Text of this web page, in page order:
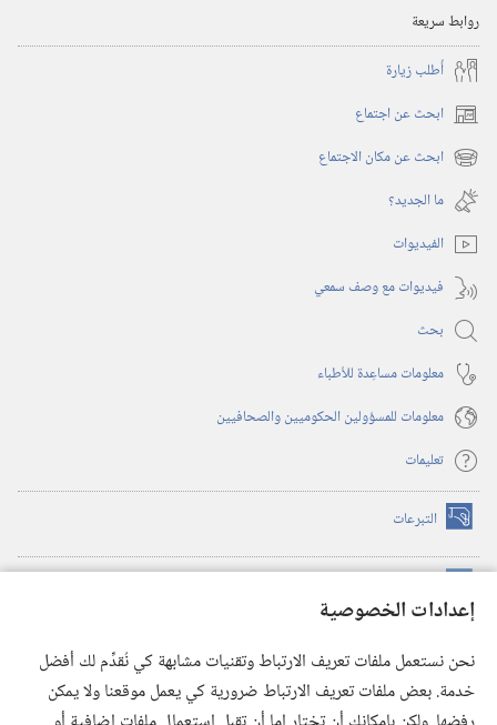
إعدادات الخصوصية
نحن نستعمل ملفات تعريف الارتباط وتقنيات مشابهة كي نُقدِّم لك أفضل
خدمة. بعض ملفات تعريف الارتباط ضرورية كي يعمل موقعنا ولا يمكن
روابط سريعة
أُطلب زيارة
ابحث عن اجتماع (يفتح
نافذة ابحث عن مكان الاجتماع (يفتح
نافذة
جديدة)
ما الجديد؟‏
الفيديوات
فيديوات مع وصف سمعي
بحث
معلومات مساعِدة للأطباء
معلومات للمسؤولين الحكوميين والصحافيين
تعليمات
التبرعات (يفتح
نافذة
(يفتح
نافذة
(يفتح
نافذة
جديدة) تطبيق ®
JW Library